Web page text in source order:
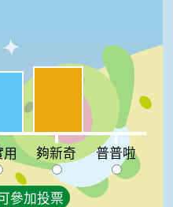
:40%夠新奇:43%
普普啦:0%
夠新奇 普普啦
參加投票